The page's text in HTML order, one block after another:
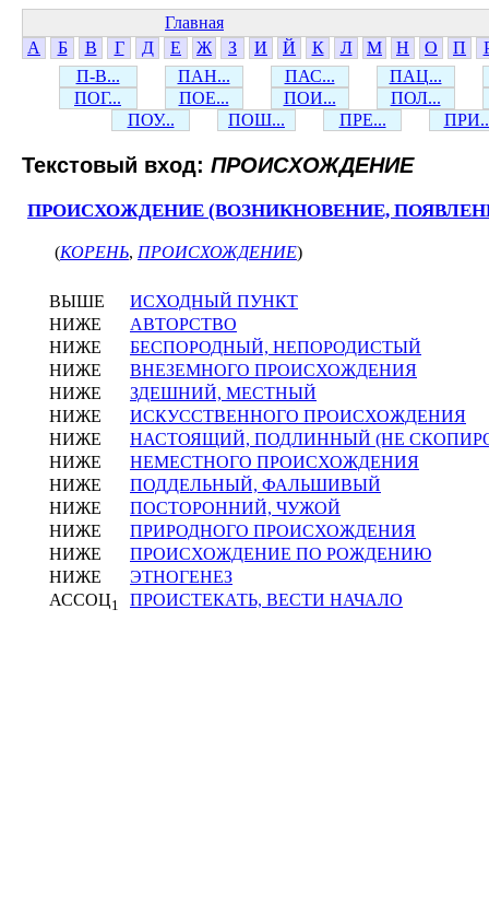
Главная
А
Б В Г Д Е Ж З И Й К Л М Н О П
П-В...
ПАН... ПАС...
ПАЦ...
ПОГ...
ПОЕ... ПОИ...
ПОЛ...
ПОУ...
ПОШ... ПРЕ...
Текстовый вход: ПРОИСХОЖДЕНИЕ
ПРОИСХОЖДЕНИЕ (ВОЗНИКНОВЕНИЕ,
(КОРЕНЬ, ПРОИСХОЖДЕНИЕ)
ВЫШЕ
ИСХОДНЫЙ ПУНКТ
НИЖЕ
АВТОРСТВО
НИЖЕ
БЕСПОРОДНЫЙ, НЕПОРОДИСТЫЙ
НИЖЕ
ВНЕЗЕМНОГО ПРОИСХОЖДЕНИЯ
НИЖЕ
ЗДЕШНИЙ, МЕСТНЫЙ
НИЖЕ
ИСКУССТВЕННОГО ПРОИСХОЖДЕНИЯ
НИЖЕ
НАСТОЯЩИЙ, ПОДЛИННЫЙ (НЕ
НИЖЕ
НЕМЕСТНОГО ПРОИСХОЖДЕНИЯ
НИЖЕ
ПОДДЕЛЬНЫЙ, ФАЛЬШИВЫЙ
НИЖЕ
ПОСТОРОННИЙ, ЧУЖОЙ
НИЖЕ
ПРИРОДНОГО ПРОИСХОЖДЕНИЯ
НИЖЕ
ПРОИСХОЖДЕНИЕ ПО РОЖДЕНИЮ
НИЖЕ
ЭТНОГЕНЕЗ
АССОЦ1 ПРОИСТЕКАТЬ, ВЕСТИ НАЧАЛО